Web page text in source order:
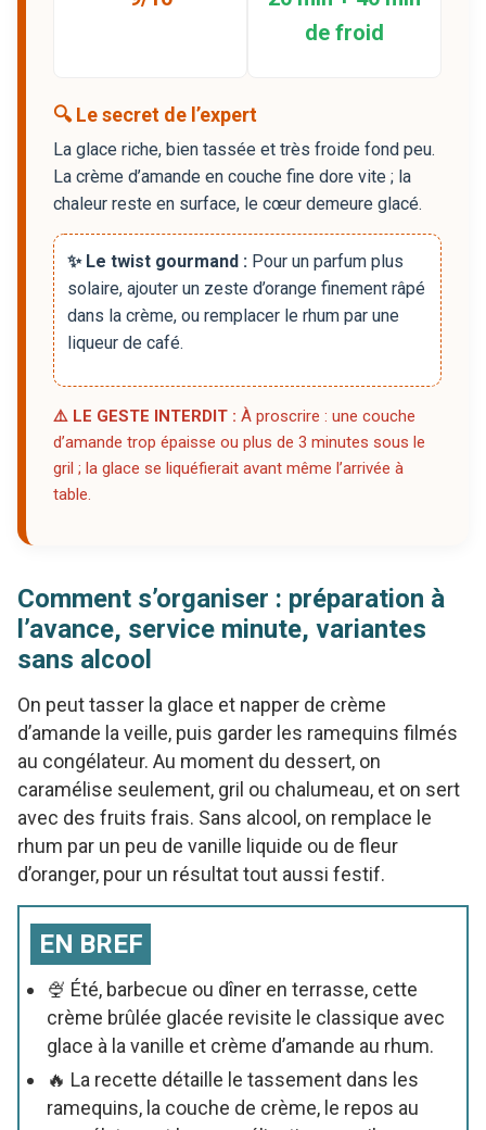
de froid
🔍 Le secret de l’expert
La glace riche, bien tassée et très froide fond peu.
La crème d’amande en couche fine dore vite ; la
chaleur reste en surface, le cœur demeure glacé.
✨ Le twist gourmand : Pour un parfum plus
solaire, ajouter un zeste d’orange finement râpé
dans la crème, ou remplacer le rhum par une
liqueur de café.
⚠️ LE GESTE INTERDIT : À proscrire : une couche
d’amande trop épaisse ou plus de 3 minutes sous le
gril ; la glace se liquéfierait avant même l’arrivée à
table.
Comment s’organiser : préparation à
l’avance, service minute, variantes
sans alcool
On peut tasser la glace et napper de crème
d’amande la veille, puis garder les ramequins filmés
au congélateur. Au moment du dessert, on
caramélise seulement, gril ou chalumeau, et on sert
avec des fruits frais. Sans alcool, on remplace le
rhum par un peu de vanille liquide ou de fleur
d’oranger, pour un résultat tout aussi festif.
EN BREF
🍨 Été, barbecue ou dîner en terrasse, cette
crème brûlée glacée revisite le classique avec
glace à la vanille et crème d’amande au rhum.
🔥 La recette détaille le tassement dans les
ramequins, la couche de crème, le repos au